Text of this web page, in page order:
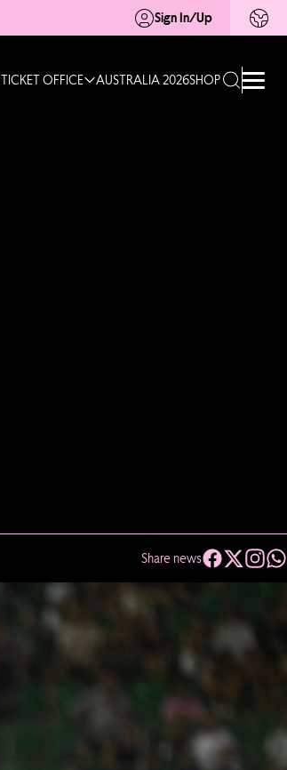
Sign In/Up
TICKET OFFICE AUSTRALIA 2026SHOP
Share news